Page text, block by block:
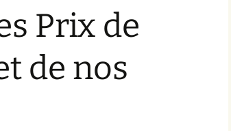
Prix de
de nos